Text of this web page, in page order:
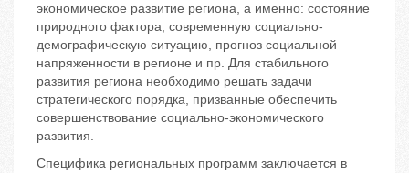
экономическое развитие региона, а именно: состояние
природного фактора, современную социально-
демографическую ситуацию, прогноз социальной
напряженности в регионе и пр. Для стабильного
развития региона необходимо решать задачи
стратегического порядка, призванные обеспечить
совершенствование социально-экономического
развития.
Специфика региональных программ заключается в